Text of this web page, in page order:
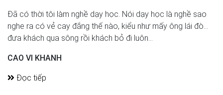
Đã có thời tôi làm nghề dạy học. Nói dạy học là nghề sao
nghe ra có vẻ cay đắng thế nào, kiểu như mấy ông lái đò...
đưa khách qua sông rồi khách bỏ đi luôn...
CAO VI KHANH
Đọc tiếp